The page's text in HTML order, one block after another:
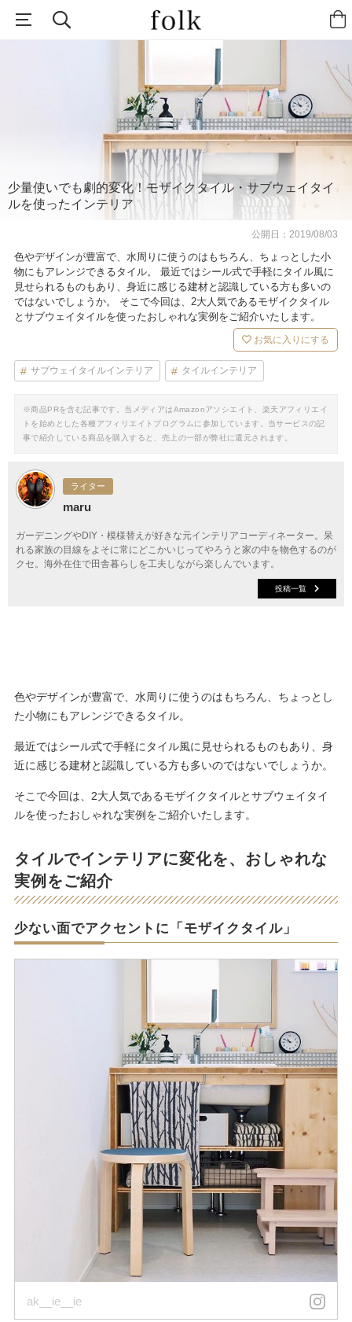
少量使いでも劇的変化！モザイクタイル・サブウェイタイ
ルを使ったインテリア
公開日：2019/08/03
色やデザインが豊富で、水周りに使うのはもちろん、ちょっとした小
物にもアレンジできるタイル。 最近ではシール式で手軽にタイル風に
見せられるものもあり、身近に感じる建材と認識している方も多いの
ではないでしょうか。 そこで今回は、2大人気であるモザイクタイル
とサブウェイタイルを使ったおしゃれな実例をご紹介いたします。
お気に入りにする
サブウェイタイルインテリア タイルインテリア
※商品PRを含む記事です。当メディアはAmazonアソシエイト、楽天アフィリエイ
トを始めとした各種アフィリエイトプログラムに参加しています。当サービスの記
事で紹介している商品を購入すると、売上の一部が弊社に還元されます。
ライター
maru
ガーデニングやDIY・模様替えが好きな元インテリアコーディネーター。呆
れる家族の目線をよそに常にどこかいじってやろうと家の中を物色するのが
クセ。海外在住で田舎暮らしを工夫しながら楽しんでいます。
投稿一覧
色やデザインが豊富で、水周りに使うのはもちろん、ちょっとし
た小物にもアレンジできるタイル。
最近ではシール式で手軽にタイル風に見せられるものもあり、身
近に感じる建材と認識している方も多いのではないでしょうか。
そこで今回は、2大人気であるモザイクタイルとサブウェイタイ
ルを使ったおしゃれな実例をご紹介いたします。
タイルでインテリアに変化を、おしゃれな
実例をご紹介
少ない面でアクセントに「モザイクタイル」
ak__ie__ie